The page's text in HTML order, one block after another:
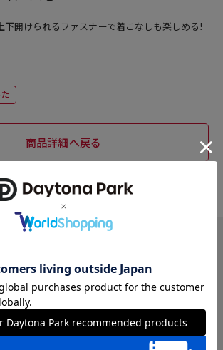
下開けられるファスナーで着こなしも楽しめる!
ジャケット/アウター